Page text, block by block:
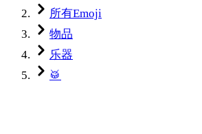
所有Emoji
物品
乐器
🥁